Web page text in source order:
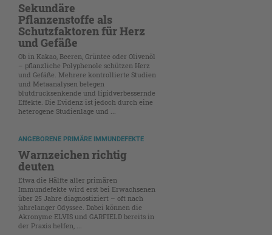
Sekundäre
Pflanzenstoffe als
Schutzfaktoren für Herz
und Gefäße
Ob in Kakao, Beeren, Grüntee oder Olivenöl
– pflanzliche Polyphenole schützen Herz
und Gefäße. Mehrere kontrollierte Studien
und Metaanalysen belegen
blutdrucksenkende und lipidverbessernde
Effekte. Die Evidenz ist jedoch durch eine
heterogene Studienlage und ...
ANGEBORENE PRIMÄRE IMMUNDEFEKTE
Warnzeichen richtig
deuten
Etwa die Hälfte aller primären
Immundefekte wird erst bei Erwachsenen
über 25 Jahre diagnostiziert – oft nach
jahrelanger Odyssee. Dabei können die
Akronyme ELVIS und GARFIELD bereits in
der Praxis helfen, ...